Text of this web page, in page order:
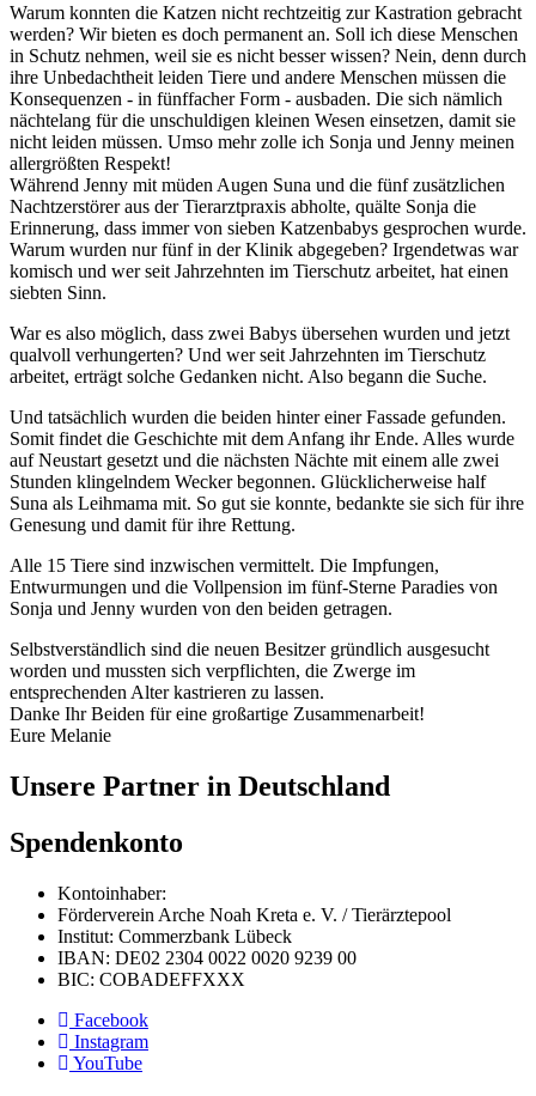
Warum konnten die Katzen nicht rechtzeitig zur Kastration gebracht
werden? Wir bieten es doch permanent an. Soll ich diese Menschen
in Schutz nehmen, weil sie es nicht besser wissen? Nein, denn durch
ihre Unbedachtheit leiden Tiere und andere Menschen müssen die
Konsequenzen - in fünffacher Form - ausbaden. Die sich nämlich
nächtelang für die unschuldigen kleinen Wesen einsetzen, damit sie
nicht leiden müssen. Umso mehr zolle ich Sonja und Jenny meinen
allergrößten Respekt!
Während Jenny mit müden Augen Suna und die fünf zusätzlichen
Nachtzerstörer aus der Tierarztpraxis abholte, quälte Sonja die
Erinnerung, dass immer von sieben Katzenbabys gesprochen wurde.
Warum wurden nur fünf in der Klinik abgegeben? Irgendetwas war
komisch und wer seit Jahrzehnten im Tierschutz arbeitet, hat einen
siebten Sinn.
War es also möglich, dass zwei Babys übersehen wurden und jetzt
qualvoll verhungerten? Und wer seit Jahrzehnten im Tierschutz
arbeitet, erträgt solche Gedanken nicht. Also begann die Suche.
Und tatsächlich wurden die beiden hinter einer Fassade gefunden.
Somit findet die Geschichte mit dem Anfang ihr Ende. Alles wurde
auf Neustart gesetzt und die nächsten Nächte mit einem alle zwei
Stunden klingelndem Wecker begonnen. Glücklicherweise half
Suna als Leihmama mit. So gut sie konnte, bedankte sie sich für ihre
Genesung und damit für ihre Rettung.
Alle 15 Tiere sind inzwischen vermittelt. Die Impfungen,
Entwurmungen und die Vollpension im fünf-Sterne Paradies von
Sonja und Jenny wurden von den beiden getragen.
Selbstverständlich sind die neuen Besitzer gründlich ausgesucht
worden und mussten sich verpflichten, die Zwerge im
entsprechenden Alter kastrieren zu lassen.
Danke Ihr Beiden für eine großartige Zusammenarbeit!
Eure Melanie
Unsere Partner in Deutschland
Spendenkonto
Kontoinhaber:
Förderverein Arche Noah Kreta e. V. / Tierärztepool
Institut: Commerzbank Lübeck
IBAN: DE02 2304 0022 0020 9239 00
BIC: COBADEFFXXX
Facebook
Instagram
YouTube